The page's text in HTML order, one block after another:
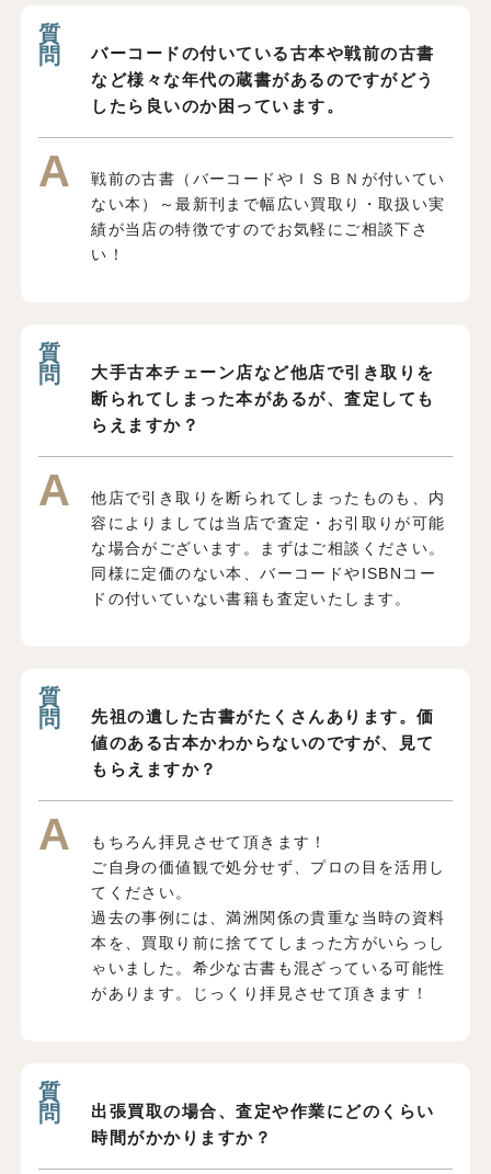
バーコードの付いている古本や戦前の古書
など様々な年代の蔵書があるのですがどう
したら良いのか困っています。
戦前の古書（バーコードやＩＳＢＮが付いてい
ない本）～最新刊まで幅広い買取り・取扱い実
績が当店の特徴ですのでお気軽にご相談下さ
い！
大手古本チェーン店など他店で引き取りを
断られてしまった本があるが、査定しても
らえますか？
他店で引き取りを断られてしまったものも、内
容によりましては当店で査定・お引取りが可能
な場合がございます。まずはご相談ください。
同様に定価のない本、バーコードやISBNコー
ドの付いていない書籍も査定いたします。
先祖の遺した古書がたくさんあります。価
値のある古本かわからないのですが、見て
もらえますか？
もちろん拝見させて頂きます！
ご自身の価値観で処分せず、プロの目を活用し
てください。
過去の事例には、満洲関係の貴重な当時の資料
本を、買取り前に捨ててしまった方がいらっし
ゃいました。希少な古書も混ざっている可能性
があります。じっくり拝見させて頂きます！
出張買取の場合、査定や作業にどのくらい
時間がかかりますか？